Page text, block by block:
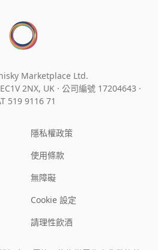
Marketplace Ltd.
2NX, UK · 公司編號 17204643 ·
519 9116 71
隱私權政策
使用條款
無障礙
Cookie 設定
請理性飲酒